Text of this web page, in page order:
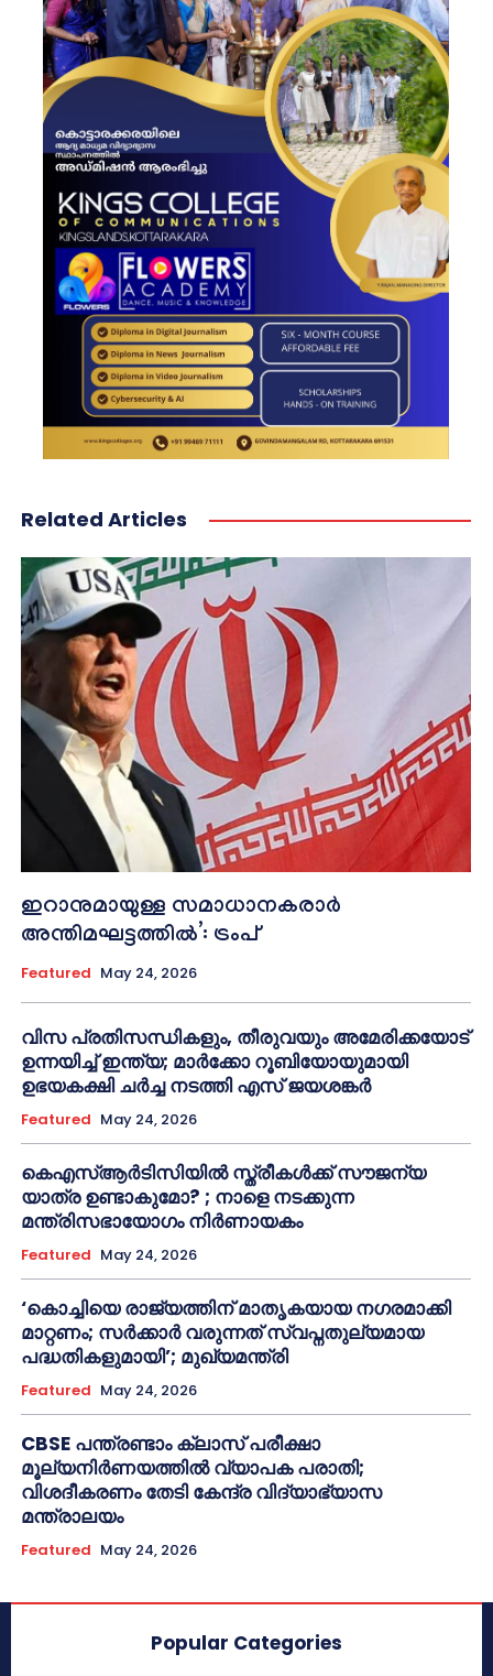
Related Articles
ഇറാനുമായുള്ള സമാധാനകരാർ
അന്തിമഘട്ടത്തിൽ‌’: ട്രംപ്
Featured May 24, 2026
വിസ പ്രതിസന്ധികളും, തീരുവയും അമേരിക്കയോട്
ഉന്നയിച്ച് ഇന്ത്യ; മാർക്കോ റൂബിയോയുമായി
ഉഭയകക്ഷി ചർച്ച നടത്തി എസ് ജയശങ്കർ
Featured May 24, 2026
കെഎസ്ആർടിസിയിൽ സ്ത്രീകൾക്ക് സൗജന്യ
യാത്ര ഉണ്ടാകുമോ? ; നാളെ നടക്കുന്ന
മന്ത്രിസഭായോഗം നിർണായകം
Featured May 24, 2026
‘കൊച്ചിയെ രാജ്യത്തിന് മാതൃകയായ നഗരമാക്കി
മാറ്റണം; സർക്കാർ വരുന്നത് സ്വപ്നതുല്യമായ
പദ്ധതികളുമായി’; മുഖ്യമന്ത്രി
Featured May 24, 2026
CBSE പന്ത്രണ്ടാം ക്ലാസ് പരീക്ഷാ
മൂല്യനിർണയത്തിൽ വ്യാപക പരാതി;
വിശദീകരണം തേടി കേന്ദ്ര വിദ്യാഭ്യാസ
മന്ത്രാലയം
Featured May 24, 2026
Popular Categories